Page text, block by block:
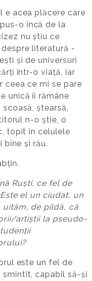
e acea plăcere care
o încă de la
nu știu ce
literatură -
și de universuri
într-o viață, iar
ceea ce mi se pare
unică îi rămâne
ștearsă,
n-o știe, o
topit în celulele
bine și rău.
Ruști, ce fel de
el un ciudat, un
uităm, de pildă, că
artiștii la pseudo-
este un fel de
capabil să-și